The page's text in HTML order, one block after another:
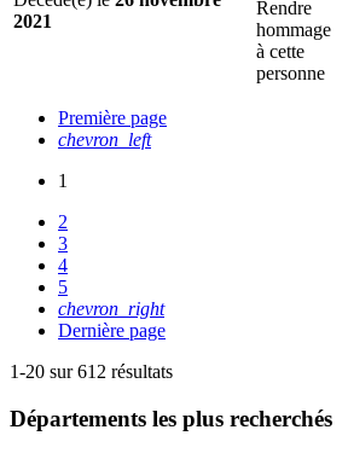
2021
Rendre
hommage
à cette
personne
Première page
chevron_left
1
2
3
4
5
chevron_right
Dernière page
1-20 sur 612 résultats
Départements les plus recherchés